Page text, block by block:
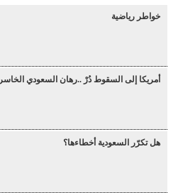
خواطر رياضية
أمريكا إلى السقوط دُرْ ..رهان السعودي الخاسر
هل تكرّر السعودية أخطاءها؟